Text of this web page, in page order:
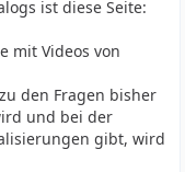
ist diese Seite:
mit Videos von
den Fragen bisher
und bei der
gibt, wird